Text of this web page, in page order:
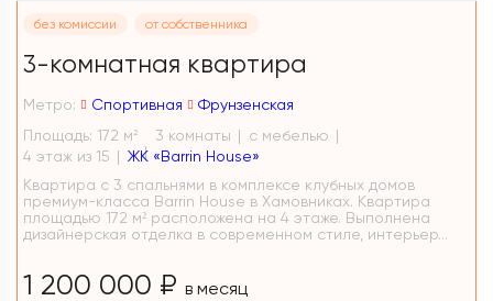
без комиссии от собственника
3-комнатная квартира
Метро: Спортивная
Фрунзенская
Площадь: 172 м 2 3 комнаты
с мебелью
4 этаж из 15
ЖК «Barrin House»
Квартира с 3 спальнями в комплексе клубных домов
премиум-класса Barrin House в Хамовниках. Квартира
площадью 172 м² расположена на 4 этаже. Выполнена
дизайнерская отделка в современном стиле, интерьер...
1 200 000 ₽ в месяц